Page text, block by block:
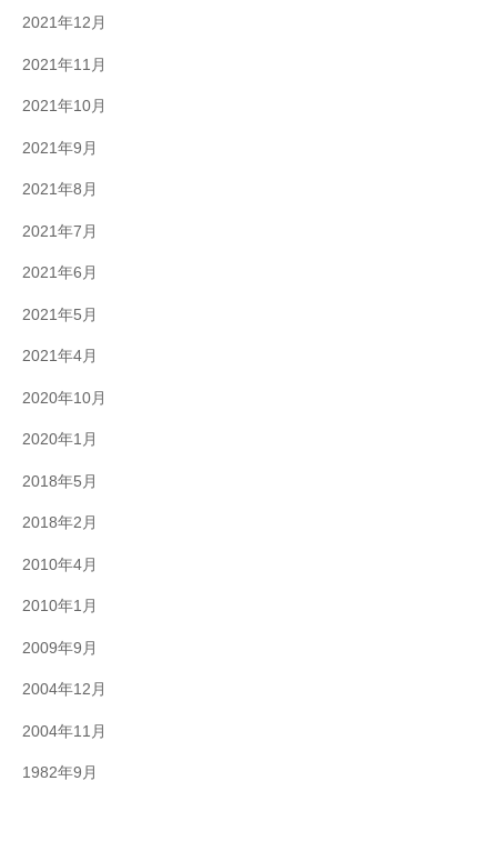
2021年12月
2021年11月
2021年10月
2021年9月
2021年8月
2021年7月
2021年6月
2021年5月
2021年4月
2020年10月
2020年1月
2018年5月
2018年2月
2010年4月
2010年1月
2009年9月
2004年12月
2004年11月
1982年9月